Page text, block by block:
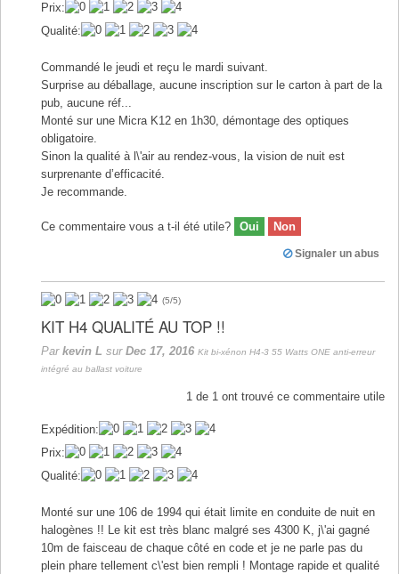
Prix:
Qualité:
Commandé le jeudi et reçu le mardi suivant.
Surprise au déballage, aucune inscription sur le carton à part de la
pub, aucune réf...
Monté sur une Micra K12 en 1h30, démontage des optiques
obligatoire.
Sinon la qualité à l\'air au rendez-vous, la vision de nuit est
surprenante d’efficacité.
Je recommande.
Ce commentaire vous a t-il été utile? Oui Non
Signaler un abus
(5/5)
KIT H4 QUALITÉ AU TOP !!
Par kevin L sur Dec 17, 2016 Kit bi-xénon H4-3 55 Watts ONE anti-erreur
intégré au ballast voiture
1 de 1 ont trouvé ce commentaire utile
Expédition:
Prix:
Qualité:
Monté sur une 106 de 1994 qui était limite en conduite de nuit en
halogènes !! Le kit est très blanc malgré ses 4300 K, j\'ai gagné
10m de faisceau de chaque côté en code et je ne parle pas du
plein phare tellement c\'est bien rempli ! Montage rapide et qualité